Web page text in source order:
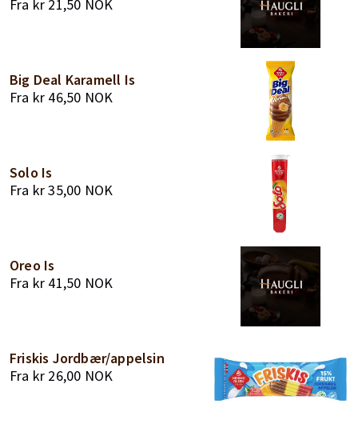
Fra kr 21,50 NOK
Big Deal Karamell Is
Fra kr 46,50 NOK
Solo Is
Fra kr35,00 NOK
Oreo Is
Fra kr 41,50 NOK
Friskis Jordbær/appelsin
Fra kr 26,00 NOK